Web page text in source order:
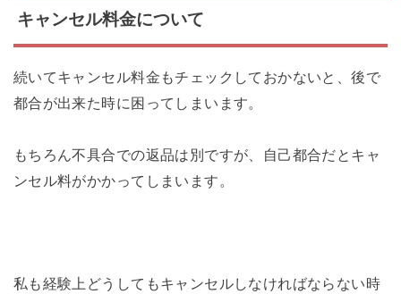
キャンセル料金について
続いてキャンセル料金もチェックしておかないと、後で
都合が出来た時に困ってしまいます。
もちろん不具合での返品は別ですが、自己都合だとキャ
ンセル料がかかってしまいます。
私も経験上どうしてもキャンセルしなければならない時